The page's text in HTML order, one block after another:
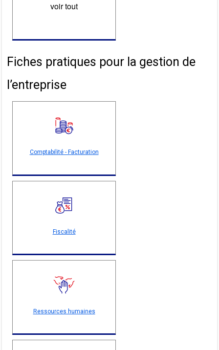
voir tout
Fiches pratiques pour la gestion de
l’entreprise
Comptabilité - Facturation
Fiscalité
Ressources humaines